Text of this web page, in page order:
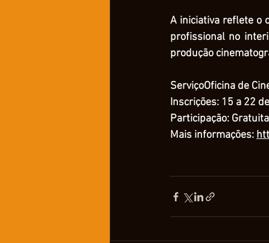
A iniciativa reflete o
profissional no
produção
ServiçoOficina de
Inscrições: 15 a 22
Participação: Gratuita
Mais informações: